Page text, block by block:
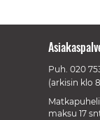
Puh. 020
(arkisin klo
maksu 17